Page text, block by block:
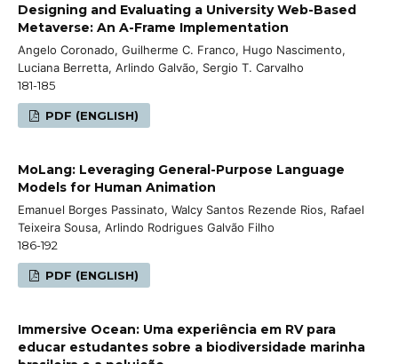
Designing and Evaluating a University Web-Based
Metaverse: An A-Frame Implementation
Angelo Coronado, Guilherme C. Franco, Hugo Nascimento,
Luciana Berretta, Arlindo Galvão, Sergio T. Carvalho
181-185
PDF (ENGLISH)
MoLang: Leveraging General-Purpose Language
Models for Human Animation
Emanuel Borges Passinato, Walcy Santos Rezende Rios, Rafael
Teixeira Sousa, Arlindo Rodrigues Galvão Filho
186-192
PDF (ENGLISH)
Immersive Ocean: Uma experiência em RV para
educar estudantes sobre a biodiversidade marinha